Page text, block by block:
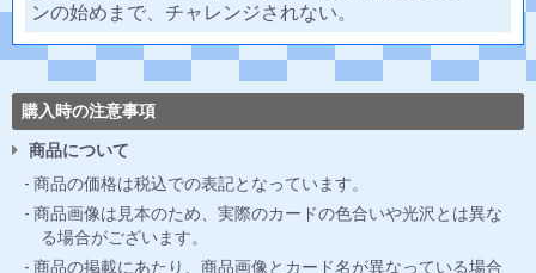
ンの始めまで、チャレンジされない。
購入時の注意事項
商品について
商品の価格は税込での表記となっています。
商品画像は見本のため、実際のカードの色合いや光沢とは異な
る場合がございます。
商品の掲載にあたり、商品画像とカード名が異なっている場合